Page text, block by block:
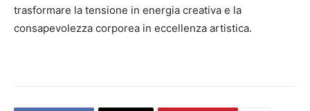
trasformare la tensione in energia creativa e la
consapevolezza corporea in eccellenza artistica.